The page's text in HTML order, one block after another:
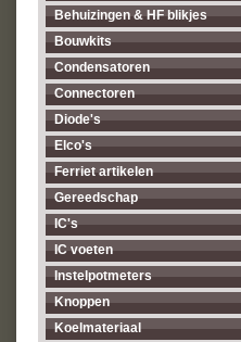
Behuizingen & HF blikjes
Bouwkits
Condensatoren
Connectoren
Diode's
Elco's
Ferriet artikelen
Gereedschap
IC's
IC voeten
Instelpotmeters
Knoppen
Koelmateriaal